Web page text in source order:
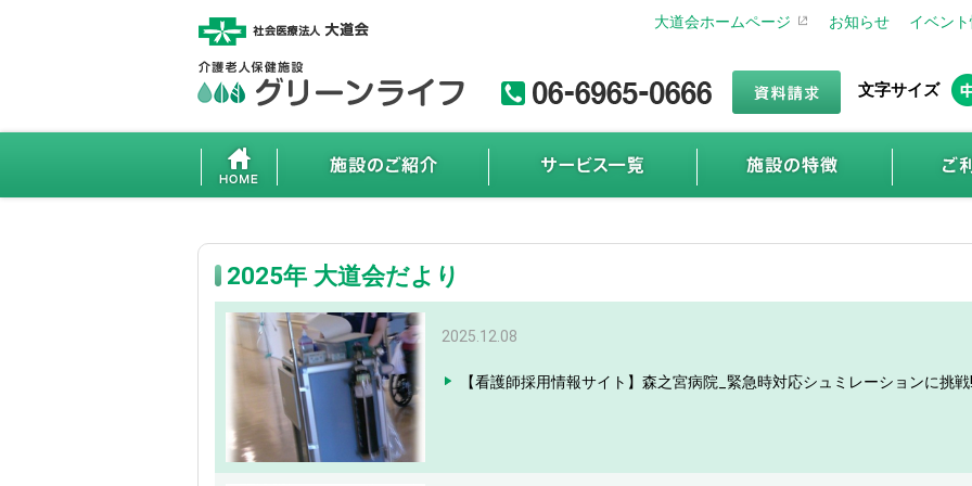
イベン
お知らせ
大道会ホームページ
文字サイズ
2025年 大道会だより
2025.12.08
【看護師採用情報サイト】森之宮病院_緊急時対応シュミレーションに挑戦